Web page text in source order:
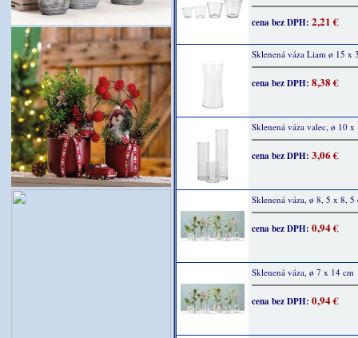
cena bez DPH: 2,21 €
Sklenená váza Liam ø 15 x
cena bez DPH: 8,38 €
Sklenená váza valec, ø 10 x
cena bez DPH: 3,06 €
Sklenená váza, ø 8, 5 x 8, 5
cena bez DPH: 0,94 €
Sklenená váza, ø 7 x 14 cm
cena bez DPH: 0,94 €